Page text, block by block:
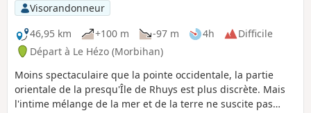
Visorandonneur
46,95 km
+100 m -97 m 4h
Difficile
Départ à Le Hézo (Morbihan)
Moins spectaculaire que la pointe occidentale, la partie
orientale de la presqu'Île de Rhuys est plus discrète. Mais
l'intime mélange de la mer et de la terre ne suscite pas